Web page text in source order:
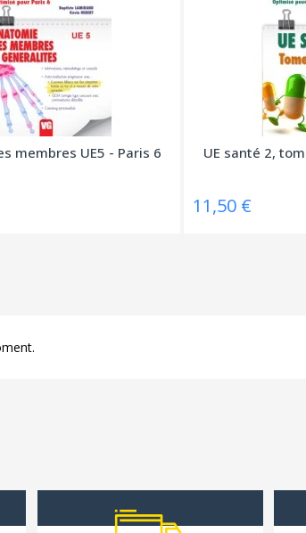
membres UE5 - Paris 6 UE santé 2,
11,50 €